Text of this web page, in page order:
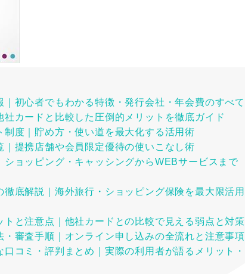
｜初心者でもわかる特徴・発行会社・年会費のすべて
社カードと比較した圧倒的メリットを徹底ガイド
制度｜貯め方・使い道を最大化する活用術
｜提携店舗や会員限定優待の使いこなし術
ショッピング・キャッシングからWEBサービスまで
徹底解説｜海外旅行・ショッピング保険を最大限活用
トと注意点｜他社カードとの比較で見える弱点と対策
・審査手順｜オンライン申し込みの全流れと注意事項
口コミ・評判まとめ｜実際の利用者が語るメリット・